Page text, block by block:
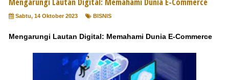
Sabtu, 14 Oktober 2023 BISNIS
Mengarungi Lautan Digital: Memahami Dunia E-Commerce